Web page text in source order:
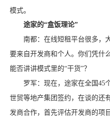
模式。
途家的“盒饭理论”
南都：在线短租平台很多，大
要来自开发商和个人。你们凭什
能否讲讲模式里的“干货”？
罗军：现在，途家在全国45个
世贸等地产集团签约，在谈的还
发商合作，首先评估开发商的项